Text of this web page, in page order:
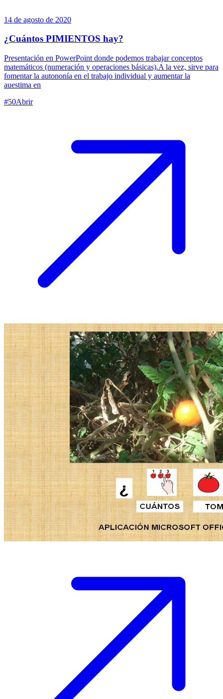
14 de agosto de 2020
¿Cuántos PIMIENTOS hay?
Presentación en PowerPoint donde podemos trabajar conceptos
matemáticos (numeración y operaciones básicas).A la vez, sirve para
fomentar la autononía en el trabajo individual y aumentar la
auestima en
#50Abrir